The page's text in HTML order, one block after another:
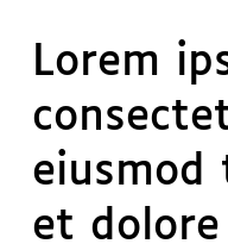
Lorem
eiusmod
et dolore